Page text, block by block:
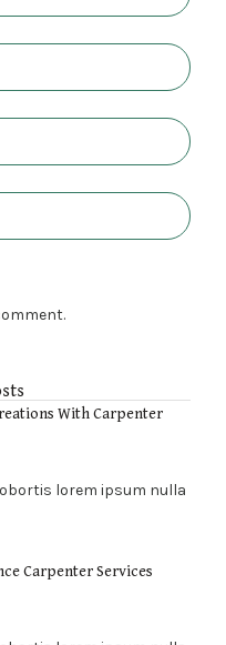
With Carpenter
lorem ipsum nulla
Carpenter Services